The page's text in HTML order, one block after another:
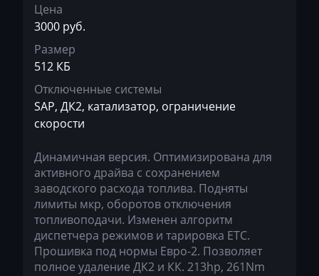
Kia
KingLong
Kioti
Kleemann
Kobelco
Kohler
Komatsu
Konecranes
Kramer
Krone
Цена
3000 руб.
Размер
512 КБ
Отключенные системы
SAP, ДК2, катализатор, ограничение
скорости
Динамичная версия. Оптимизирована для
активного драйва с сохранением
заводского расхода топлива. Подняты
лимиты мкр, оборотов отключения
топливоподачи. Изменен алгоритм
диспетчера режимов и тарировка ЕТС.
Прошивка под нормы Евро-2. Позволяет
полное удаление ДК2 и КК. 213hp, 261Nm